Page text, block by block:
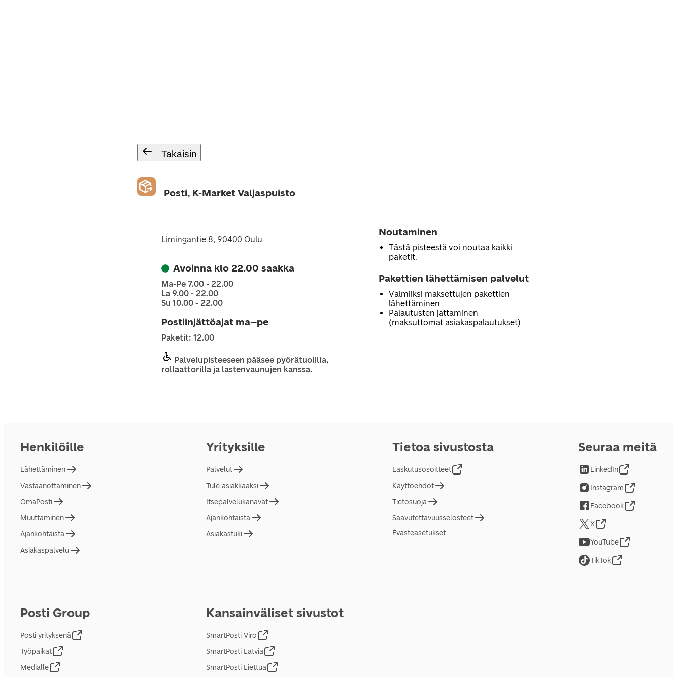
Takaisin
Posti, K-Market Valjaspuisto
Limingantie 8, 90400 Oulu
Avoinna klo 22.00 saakka
Ma-Pe 7.00 - 22.00
La 9.00 - 22.00
Su 10.00 - 22.00
Postiinjättöajat ma–pe
Paketit: 12.00
Palvelupisteeseen pääsee pyörätuolilla,
rollaattorilla ja lastenvaunujen kanssa.
Noutaminen
Tästä pisteestä voi noutaa kaikki
paketit.
Pakettien lähettämisen palvelut
Valmiiksi maksettujen pakettien
lähettäminen
Palautusten jättäminen
(maksuttomat asiakaspalautukset)
Henkilöille
Lähettäminen
Vastaanottaminen
OmaPosti
Muuttaminen
Ajankohtaista
Asiakaspalvelu
Yrityksille
Palvelut
Tule asiakkaaksi
Itsepalvelukanavat
Ajankohtaista
Asiakastuki
Tietoa sivustosta
Laskutusosoitteet
Käyttöehdot
Tietosuoja
Saavutettavuusselosteet
Evästeasetukset
Posti Group
Posti yrityksenä
Työpaikat
Medialle
Kansainväliset sivustot
SmartPosti Viro
SmartPosti Latvia
SmartPosti Liettua
Seuraa meitä
LinkedIn
Instagram
Facebook
X
YouTube
TikTok